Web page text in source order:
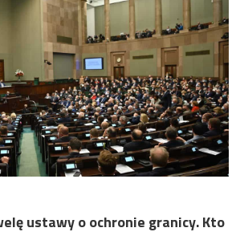
ustawy o ochronie granicy. Kto